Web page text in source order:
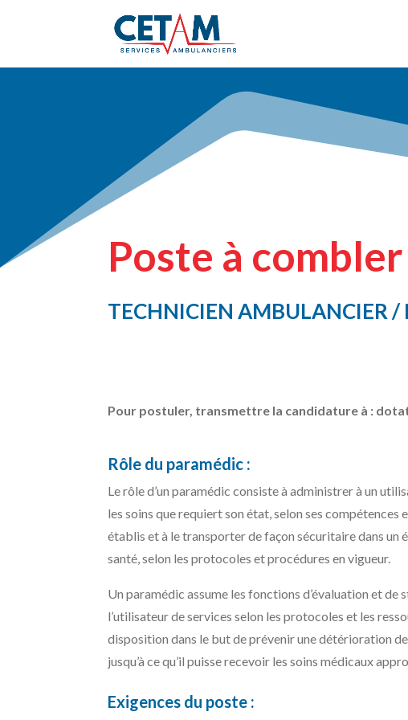
Poste à combler
TECHNICIEN AMBULANCIER /
Pour postuler, transmettre la candidature à :
Rôle du paramédic :
Le rôle d’un paramédic consiste à administrer à un
les soins que requiert son état, selon ses compétences
établis et à le transporter de façon sécuritaire dans un
santé, selon les protocoles et procédures en vigueur.
Un paramédic assume les fonctions d’évaluation et de
l’utilisateur de services selon les protocoles et les
disposition dans le but de prévenir une détérioration
jusqu’à ce qu’il puisse recevoir les soins médicaux
Exigences du poste :